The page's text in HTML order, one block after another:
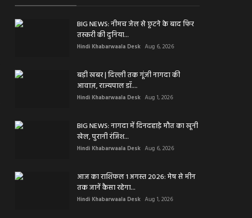
BIG NEWS: नीमच जेल से छूटने के बाद फिर
तस्करी की दुनिया...
Hindi Khabarwaala Desk Aug 6, 2026
बड़ी खबर | दिल्ली तक गूंजी नागदा की
आवाज़, राज्यपाल डॉ....
Hindi Khabarwaala Desk Aug 1, 2026
BIG NEWS: नागदा में दिनदहाड़े मौत का खूनी
खेल, पुरानी रंजिश...
Hindi Khabarwaala Desk Aug 6, 2026
आज का राशिफल 1 अगस्त 2026: मेष से मीन
तक जानें कैसा रहेगा...
Hindi Khabarwaala Desk Aug 1, 2026